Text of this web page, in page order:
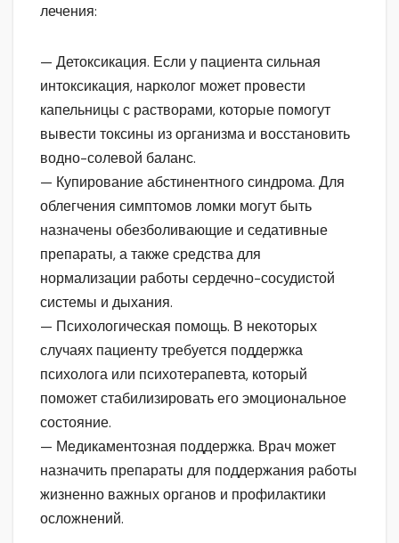
лечения:
— Детоксикация. Если у пациента сильная
интоксикация, нарколог может провести
капельницы с растворами, которые помогут
вывести токсины из организма и восстановить
водно-солевой баланс.
— Купирование абстинентного синдрома. Для
облегчения симптомов ломки могут быть
назначены обезболивающие и седативные
препараты, а также средства для
нормализации работы сердечно-сосудистой
системы и дыхания.
— Психологическая помощь. В некоторых
случаях пациенту требуется поддержка
психолога или психотерапевта, который
поможет стабилизировать его эмоциональное
состояние.
— Медикаментозная поддержка. Врач может
назначить препараты для поддержания работы
жизненно важных органов и профилактики
осложнений.